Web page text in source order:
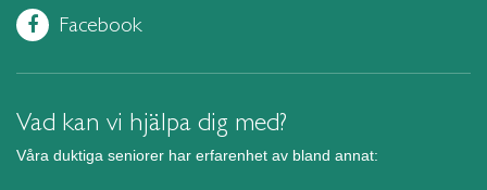
Facebook
Vad kan vi hjälpa dig med?
Våra duktiga seniorer har erfarenhet av bland annat: